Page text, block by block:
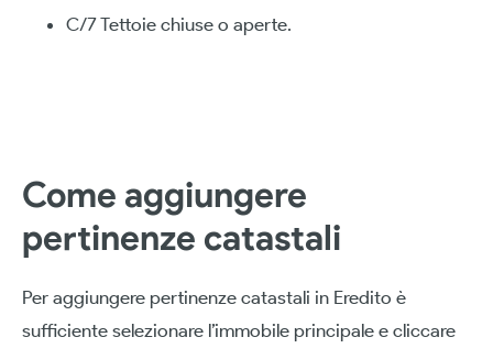
C/7 Tettoie chiuse o aperte.
Come aggiungere
pertinenze catastali
Per aggiungere pertinenze catastali in Eredito è
sufficiente selezionare l’immobile principale e cliccare